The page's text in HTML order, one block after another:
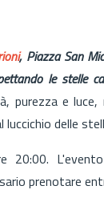
, Piazza San
le stelle
purezza e
luccichio delle
20:00.
prenotare